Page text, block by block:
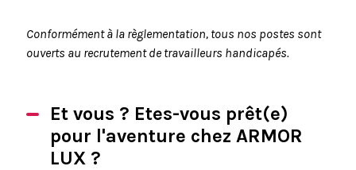
Conformément à la règlementation, tous nos postes sont
ouverts au recrutement de travailleurs handicapés.
Et vous ? Etes-vous prêt(e)
pour l'aventure chez ARMOR
LUX ?